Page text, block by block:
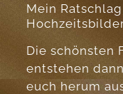
Mein
Die schönsten
entstehen
euch herum